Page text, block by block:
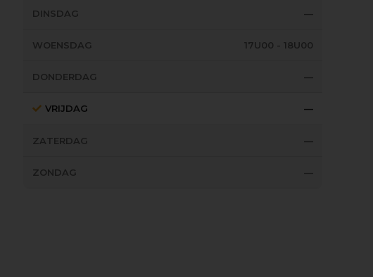
DINSDAG —
WOENSDAG 17U00 - 18U00
DONDERDAG —
VRIJDAG —
ZATERDAG —
ZONDAG —